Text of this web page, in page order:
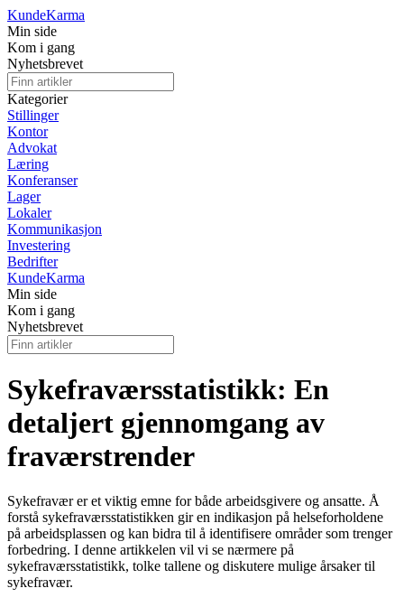
KundeKarma
Min side
Kom i gang
Nyhetsbrevet
Kategorier
Stillinger
Kontor
Advokat
Læring
Konferanser
Lager
Lokaler
Kommunikasjon
Investering
Bedrifter
KundeKarma
Min side
Kom i gang
Nyhetsbrevet
Sykefraværsstatistikk: En
detaljert gjennomgang av
fraværstrender
Sykefravær er et viktig emne for både arbeidsgivere og ansatte. Å
forstå sykefraværsstatistikken gir en indikasjon på helseforholdene
på arbeidsplassen og kan bidra til å identifisere områder som trenger
forbedring. I denne artikkelen vil vi se nærmere på
sykefraværsstatistikk, tolke tallene og diskutere mulige årsaker til
sykefravær.